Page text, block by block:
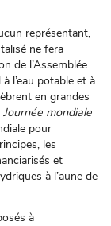
représentant,
ne fera
de l’Assemblée
l’eau potable et à
en grandes
Journée mondiale
pour
les
et
à l’aune de
à